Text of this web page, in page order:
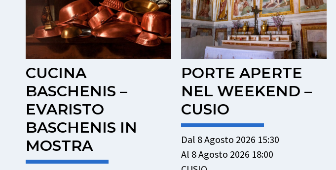
PORTE APERTE
NEL WEEKEND –
CUSIO
Dal 8 Agosto 2026 15:30
Al 8 Agosto 2026 18:00
UN PAESE, UN
ARTISTA, UNA
STORIA
Dal 11 Agosto 2026 15:00
Al 11 Agosto 2026 17:00